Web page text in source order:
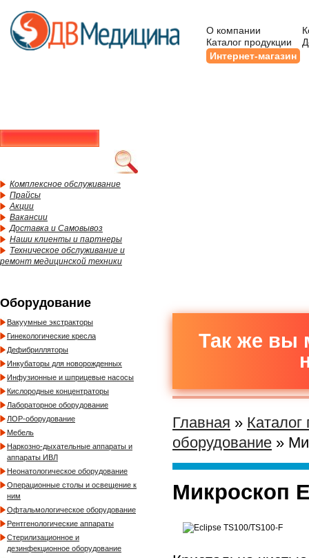
О компании
Каталог продукции
Интернет-магазин
Комплексное обслуживание
Прайсы
Акции
Вакансии
Доставка и Самовывоз
Наши клиенты и партнеры
Техническое обслуживание и
ремонт медицинской техники
Оборудование
Вакуумные экстракторы
Гинекологические кресла
Дефибрилляторы
Инкубаторы для новорожденных
Инфузионные и шприцевые насосы
Кислородные концентраторы
Лабораторное оборудование
ЛОР-оборудование
Мебель
Наркозно-дыхательные аппараты и
аппараты ИВЛ
Неонатологическое оборудование
Операционные столы и освещение к
ним
Офтальмологическое оборудование
Рентгенологические аппараты
Стерилизационное и
дезинфекционное оборудование
Так же вы
Главная » Каталог
оборудование »
Микроскоп